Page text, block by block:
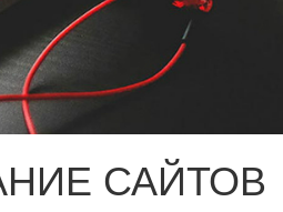
САЙТОВ